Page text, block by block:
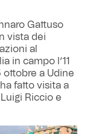
Gattuso
vista dei
al
in campo l’11
ottobre a Udine
fatto visita a
Riccio e